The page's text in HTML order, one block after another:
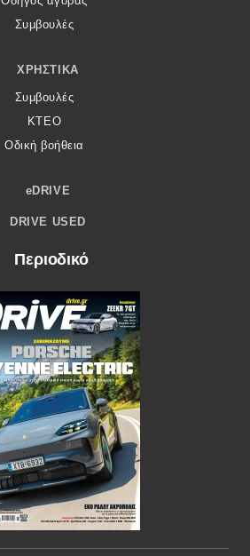
Συμβουλές
ΧΡΗΣΤΙΚΆ
Συμβουλές
ΚΤΕΟ
Οδική βοήθεια
eDRIVE
DRIVE USED
Περιοδικό